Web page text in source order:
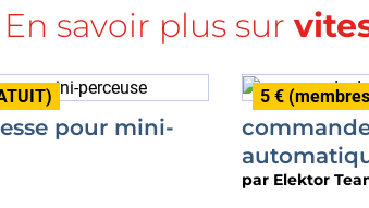
En savoir plus sur
pour mini-
5 €
par Elektor